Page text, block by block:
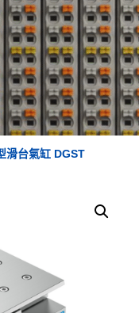
滑台氣缸 DGST